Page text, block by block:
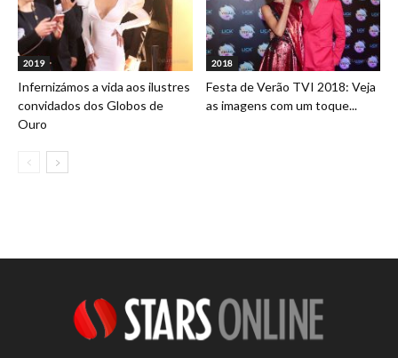
2019
Infernizámos a vida aos ilustres
convidados dos Globos de
Ouro
2018
Festa de Verão TVI 2018: Veja
as imagens com um toque...